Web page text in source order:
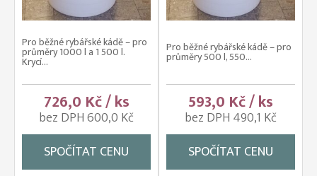
Pro běžné rybářské kádě – pro
průměry 1000 l a 1 500 l.
Krycí...
726,0 Kč / ks
bez DPH 600,0 Kč
SPOČÍTAT CENU
Pro běžné rybářské kádě – pro
průměry 500 l, 550...
593,0 Kč / ks
bez DPH 490,1 Kč
SPOČÍTAT CENU